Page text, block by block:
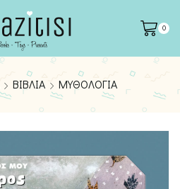
0
ΒΙΒΛΊΑ ΜΥΘΟΛΟΓΊΑ